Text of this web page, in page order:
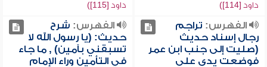
داود [114])
داود [115])
الفهرس: تراجم
رجال إسناد حديث
(صليت إلى جنب ابن عمر
فوضعت يدي على
الفهرس: شرح
حديث: (يا رسول الله لا
تسبقني بآمين) , ما جاء
في التأمين وراء الإمام